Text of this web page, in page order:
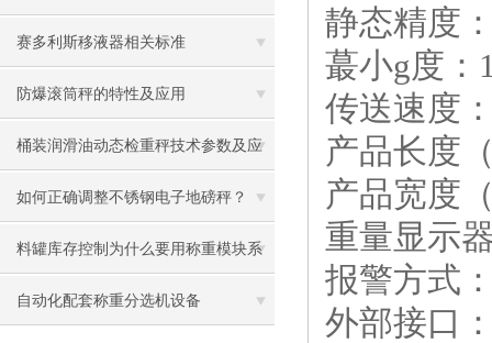
赛多利斯移液器相关标准
防爆滚筒秤的特性及应用
桶装润滑油动态检重秤技术参数及应
用
如何正确调整不锈钢电子地磅秤？
料罐库存控制为什么要用称重模块系
统而不是流量计、料位计
自动化配套称重分选机设备
静态精度
蕞小g度：
传送速度
产品长度
产品宽度
重量显示
报警方式
外部接口